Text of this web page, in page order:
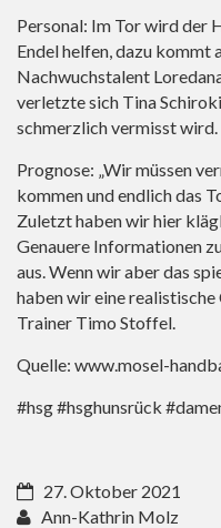
Personal: Im Tor wird der
Endel helfen, dazu kommt
Nachwuchstalent
verletzte sich Tina
schmerzlich vermisst wird.
Prognose: „Wir müssen
kommen und endlich das
Zuletzt haben wir hier
Genauere Informationen
aus. Wenn wir aber das
haben wir eine realistische
Trainer Timo Stoffel.
Quelle: www.mosel-
#hsg #hsghunsrück
27. Oktober 2021
Ann-Kathrin Molz